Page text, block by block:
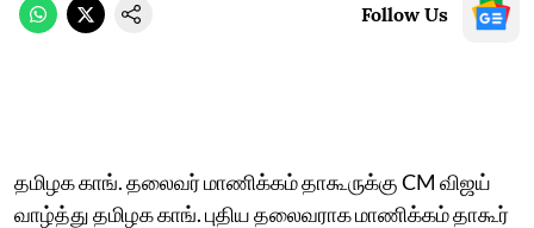
Follow Us
தமிழக காங். தலைவர் மாணிக்கம் தாகூருக்கு CM விஜய்
வாழ்த்து தமிழக காங். புதிய தலைவராக மாணிக்கம் தாகூர்